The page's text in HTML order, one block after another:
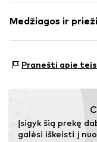
Apvadas /
Suformuota
Užsegimas
Ilgis: Normalaus
Pritaikomumas:
Dydžių lentelė
Medžiagos ir
Medžiagos tipas:
Pranešti apie
Įsigyk šią prekę
galėsi iškeisti į